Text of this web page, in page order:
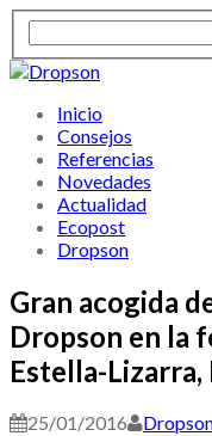
Inicio
Consejos
Referencias
Novedades
Actualidad
Ecopost
Dropson
Gran acogida
Dropson en la
Estella-Lizarra,
25/01/2016